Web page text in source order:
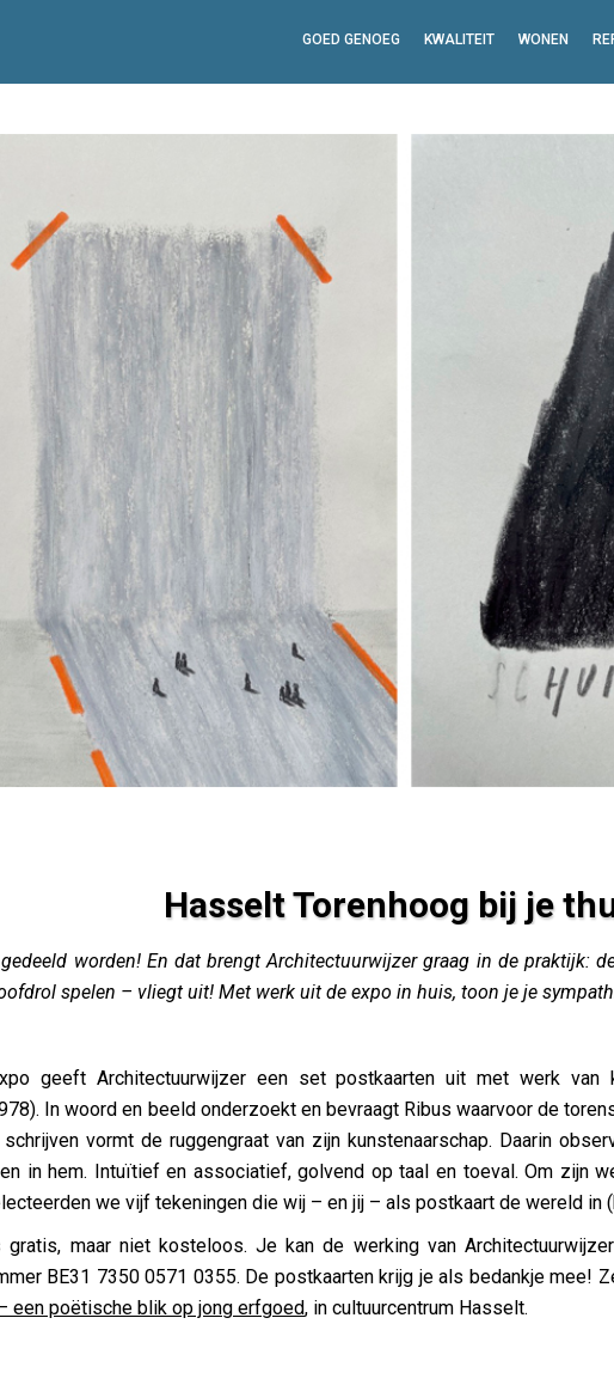
GOED GENOEG KWALITEIT WONEN
Hasselt Torenhoog bij je
bij je thuis
worden! En dat brengt Architectuurwijzer graag in de praktijk:
spelen – vliegt uit! Met werk uit de expo in huis, toon je je
geeft Architectuurwijzer een set postkaarten uit met werk van
In woord en beeld onderzoekt en bevraagt Ribus waarvoor de
vormt de ruggengraat van zijn kunstenaarschap. Daarin
in hem. Intuïtief en associatief, golvend op taal en toeval. Om zijn
we vijf tekeningen die wij – en jij – als postkaart de wereld in
maar niet kosteloos. Je kan de werking van
BE31 7350 0571 0355. De postkaarten krijg je als bedankje mee!
een poëtische blik op jong erfgoed, in cultuurcentrum Hasselt.